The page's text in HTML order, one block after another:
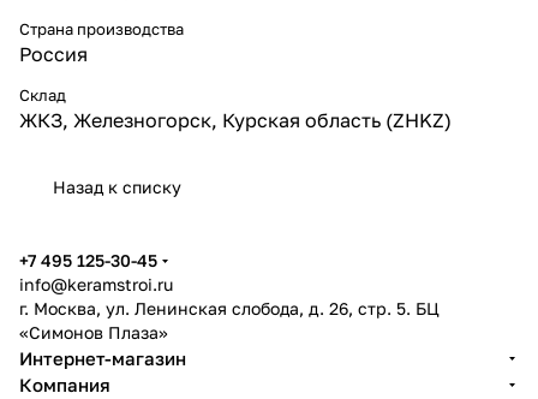
Страна производства
Россия
Склад
ЖКЗ, Железногорск, Курская область (ZHKZ)
Назад к списку
+7 495 125-30-45
info@keramstroi.ru
г. Москва, ул. Ленинская слобода, д. 26, стр. 5. БЦ
«Симонов Плаза»
Интернет-магазин
Компания